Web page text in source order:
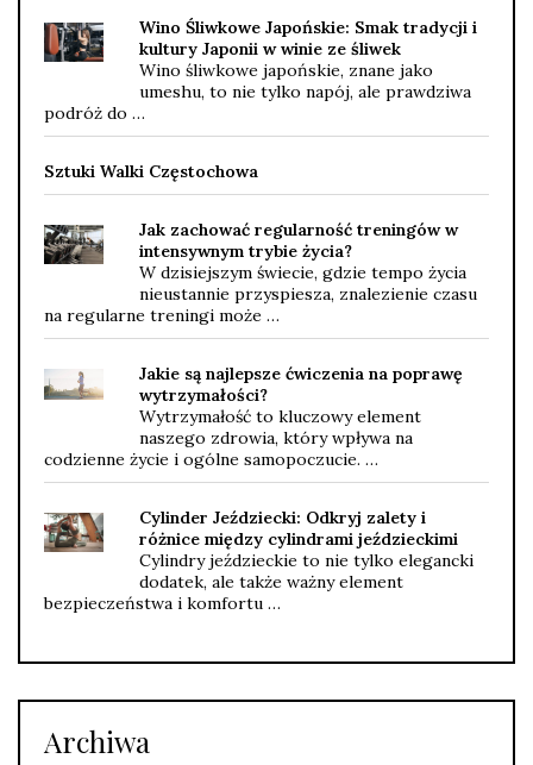
Wino Śliwkowe Japońskie: Smak tradycji i
kultury Japonii w winie ze śliwek
Wino śliwkowe japońskie, znane jako
umeshu, to nie tylko napój, ale prawdziwa
podróż do …
Sztuki Walki Częstochowa
Jak zachować regularność treningów w
intensywnym trybie życia?
W dzisiejszym świecie, gdzie tempo życia
nieustannie przyspiesza, znalezienie czasu
na regularne treningi może …
Jakie są najlepsze ćwiczenia na poprawę
wytrzymałości?
Wytrzymałość to kluczowy element
naszego zdrowia, który wpływa na
codzienne życie i ogólne samopoczucie. …
Cylinder Jeździecki: Odkryj zalety i
różnice między cylindrami jeździeckimi
Cylindry jeździeckie to nie tylko elegancki
dodatek, ale także ważny element
bezpieczeństwa i komfortu …
Archiwa